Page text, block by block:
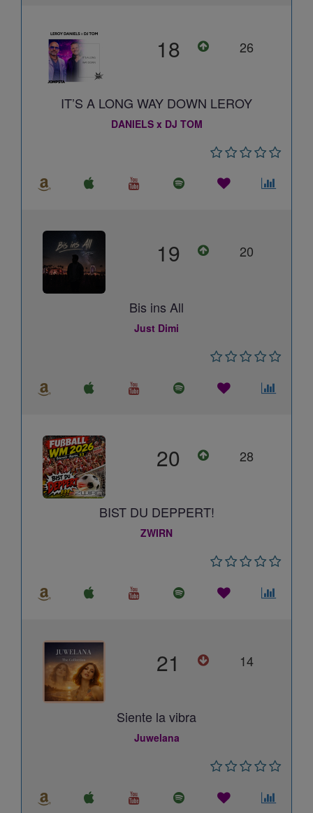
18 26
IT’S A LONG WAY DOWN LEROY
DANIELS x DJ TOM
19 20
Bis ins All
Just Dimi
20 28
BIST DU DEPPERT!
ZWIRN
21 14
Siente la vibra
Juwelana